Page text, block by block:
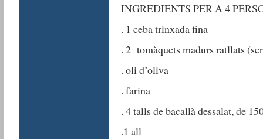
INGREDIENTS PER A 4
. 1 ceba trinxada fina
. 2 tomàquets madurs ratllats
. oli d’oliva
. farina
. 4 talls de bacallà dessalat, de
.1 all